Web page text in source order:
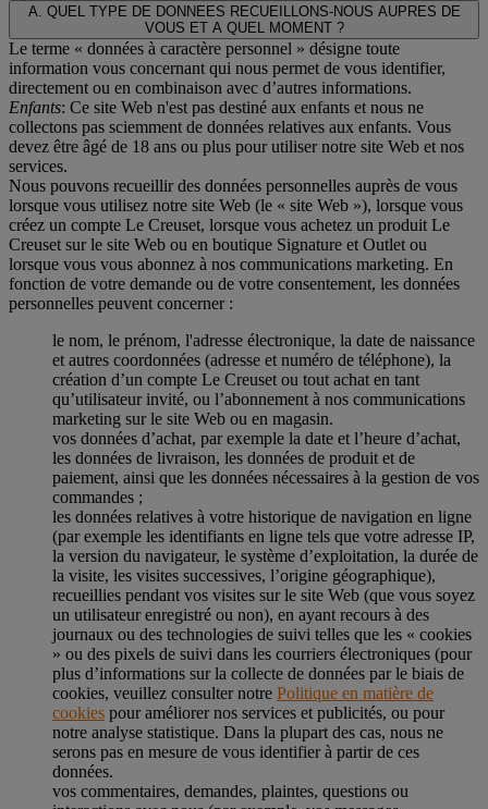
A. QUEL TYPE DE DONNEES RECUEILLONS-NOUS AUPRES DE
VOUS ET A QUEL MOMENT ?
Le terme « données à caractère personnel » désigne toute
information vous concernant qui nous permet de vous identifier,
directement ou en combinaison avec d’autres informations.
Enfants: Ce site Web n'est pas destiné aux enfants et nous ne
collectons pas sciemment de données relatives aux enfants. Vous
devez être âgé de 18 ans ou plus pour utiliser notre site Web et nos
services.
Nous pouvons recueillir des données personnelles auprès de vous
lorsque vous utilisez notre site Web (le « site Web »), lorsque vous
créez un compte Le Creuset, lorsque vous achetez un produit Le
Creuset sur le site Web ou en boutique Signature et Outlet ou
lorsque vous vous abonnez à nos communications marketing. En
fonction de votre demande ou de votre consentement, les données
personnelles peuvent concerner :
le nom, le prénom, l'adresse électronique, la date de naissance
et autres coordonnées (adresse et numéro de téléphone), la
création d’un compte Le Creuset ou tout achat en tant
qu’utilisateur invité, ou l’abonnement à nos communications
marketing sur le site Web ou en magasin.
vos données d’achat, par exemple la date et l’heure d’achat,
les données de livraison, les données de produit et de
paiement, ainsi que les données nécessaires à la gestion de vos
commandes ;
les données relatives à votre historique de navigation en ligne
(par exemple les identifiants en ligne tels que votre adresse IP,
la version du navigateur, le système d’exploitation, la durée de
la visite, les visites successives, l’origine géographique),
recueillies pendant vos visites sur le site Web (que vous soyez
un utilisateur enregistré ou non), en ayant recours à des
journaux ou des technologies de suivi telles que les « cookies
» ou des pixels de suivi dans les courriers électroniques (pour
plus d’informations sur la collecte de données par le biais de
cookies, veuillez consulter notre Politique en matière de
cookies pour améliorer nos services et publicités, ou pour
notre analyse statistique. Dans la plupart des cas, nous ne
serons pas en mesure de vous identifier à partir de ces
données.
vos commentaires, demandes, plaintes, questions ou